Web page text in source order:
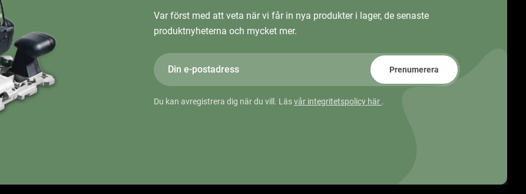
Var först med att veta när vi får in nya produkter i lager, de senaste
produktnyheterna och mycket mer.
Prenumerera
Du kan avregistrera dig när du vill. Läsvår integritetspolicy här .